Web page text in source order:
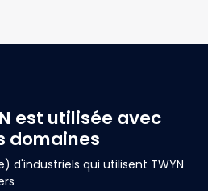
est utilisée avec
domaines
d'industriels qui utilisent TWYN